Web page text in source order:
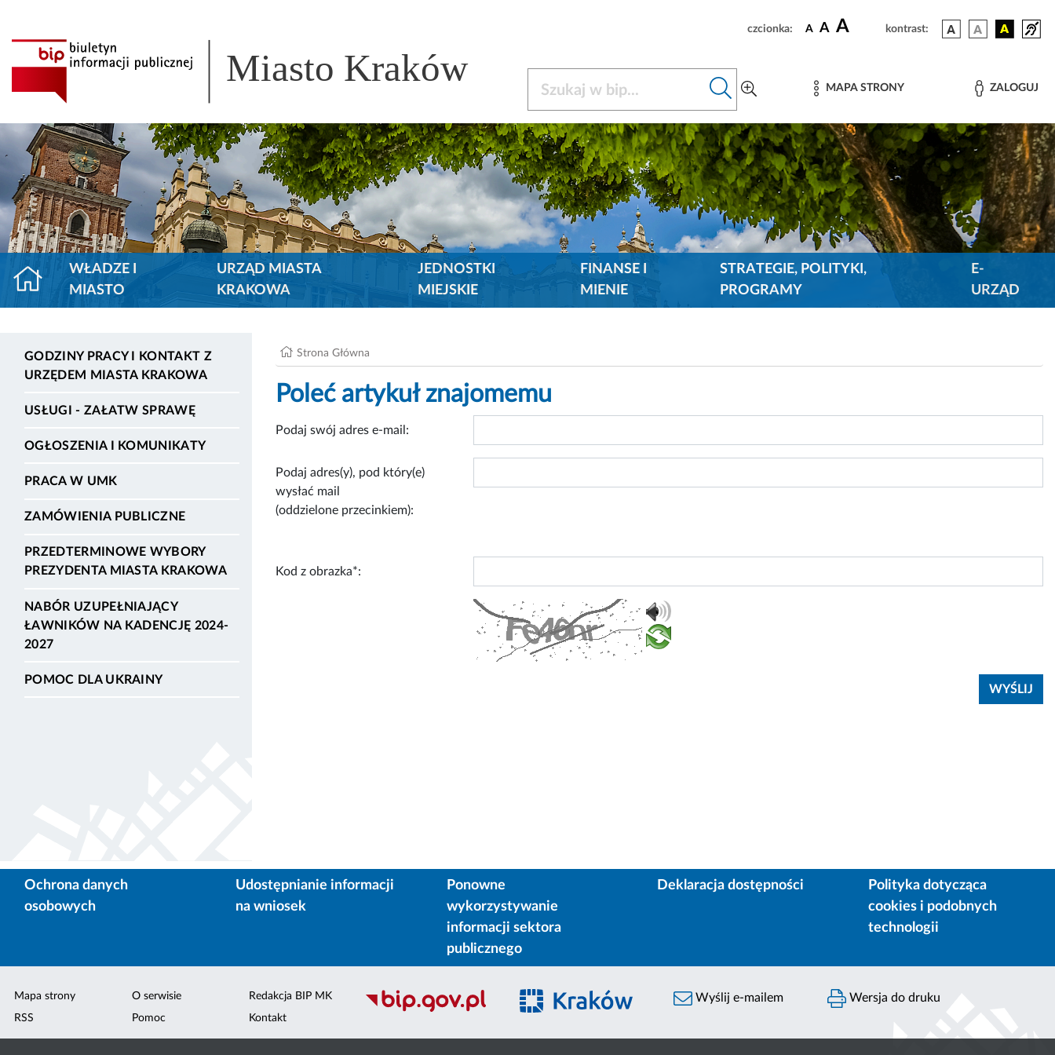
czcionka: A A A kontrast:
Miasto Kraków MAPA STRONY ZALOGUJ
WŁADZE I
MIASTO
URZĄD MIASTA
KRAKOWA
JEDNOSTKI
MIEJSKIE
FINANSE I
MIENIE
STRATEGIE, POLITYKI,
PROGRAMY
E-
URZĄD
GODZINY PRACY I KONTAKT Z
URZĘDEM MIASTA KRAKOWA
USŁUGI - ZAŁATW SPRAWĘ
OGŁOSZENIA I KOMUNIKATY
PRACA W UMK
ZAMÓWIENIA PUBLICZNE
PRZEDTERMINOWE WYBORY
PREZYDENTA MIASTA KRAKOWA
NABÓR UZUPEŁNIAJĄCY
ŁAWNIKÓW NA KADENCJĘ 2024-
2027
POMOC DLA UKRAINY
Strona Główna
Poleć artykuł znajomemu
Podaj swój adres e-mail:
Podaj adres(y), pod który(e)
wysłać mail
(oddzielone przecinkiem):
Kod z obrazka*:
Ochrona danych
osobowych
Udostępnianie informacji
na wniosek
Ponowne
wykorzystywanie
informacji sektora
publicznego
Deklaracja dostępności
Polityka dotycząca
cookies i podobnych
technologii
Mapa strony
RSS
O serwisie
Pomoc
Redakcja BIP MK
Kontakt
Wyślij e-mailem Wersja do druku